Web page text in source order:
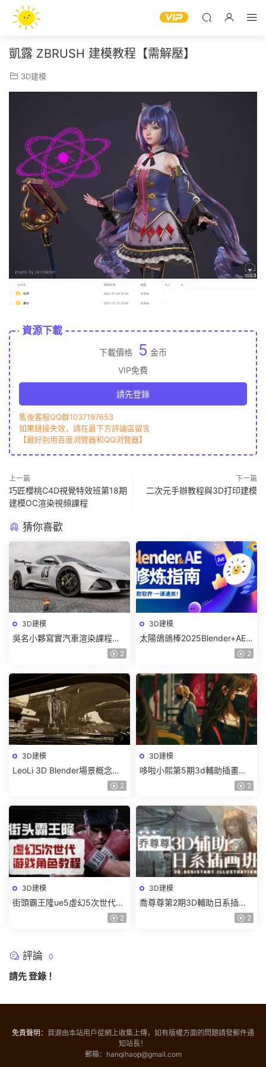
凱露 ZBRUSH 建模教程【需解壓】
3D建模
資源下載
下載價格 5 金币
VIP免費
請先登錄
售後客服QQ群1037197653
如果鏈接失效，請在最下方評論區留言
【最好别用百度浏覽器和QQ浏覽器】
上一篇
巧匠櫻桃C4D視覺特效班第18期
建模OC渲染視頻課程
下一篇
二次元手辦教程與3D打印建模
猜你喜歡
3D建模
吳名小夥寫實汽車渲染課程
2025年結課C4D+OC【畫質高
2
3D建模
太陽鴿鴿棒2025Blender+AE
超級修煉指南【畫質高清有部2
3D建模
LeoLi 3D Blender場景概念設
計班第6期2023年【畫質高清2
3D建模
哆啦小熙第5期3d輔助插畫班
2023年【畫質不錯有大部分素
2
3D建模
街頭霸王隆ue5虛幻5次世代遊
戲角色制作全流程2024【畫質
2
3D建模
喬尊尊第2期3D輔助日系插圖
班2023【畫質高清有大部分素
2
評論 0
請先登錄 ！
免責聲明： 資源由本站用戶從網上收集上傳，如有版權方面的問題請發郵件通
知站長！
郵箱：hanqihaop@gmail.com